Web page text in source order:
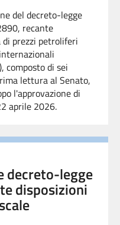
del decreto-legge
recante
prezzi petroliferi
composto di sei
lettura al Senato,
l'approvazione di
aprile 2026.
decreto-legge
disposizioni